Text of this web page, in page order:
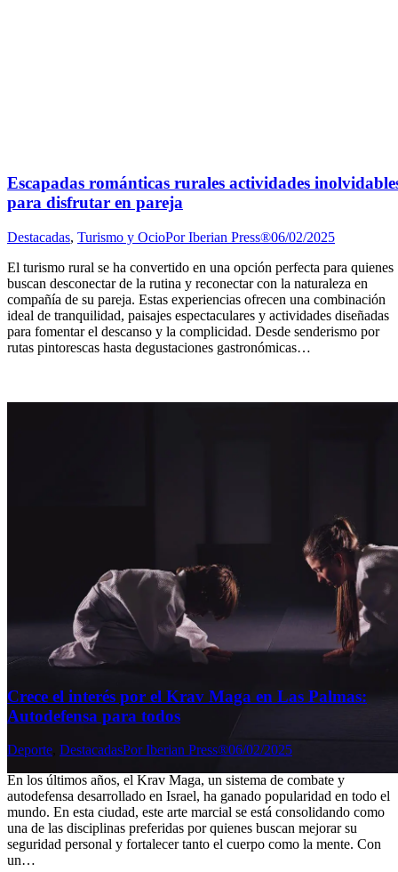
Escapadas románticas rurales actividades
para disfrutar en pareja
Destacadas, Turismo y OcioPorIberian Press®06/02/2025
El turismo rural se ha convertido en una opción perfecta para quienes
buscan desconectar de la rutina y reconectar con la naturaleza en
compañía de su pareja. Estas experiencias ofrecen una combinación
ideal de tranquilidad, paisajes espectaculares y actividades diseñadas
para fomentar el descanso y la complicidad. Desde senderismo por
rutas pintorescas hasta degustaciones gastronómicas…
Crece el interés por el Krav Maga en Las Palmas:
Autodefensa para todos
Deporte DestacadasPorIberian Press®06/02/2025
En los últimos años, el Krav Maga, un sistema de combate y
autodefensa desarrollado en Israel, ha ganado popularidad en todo el
mundo. En esta ciudad, este arte marcial se está consolidando como
una de las disciplinas preferidas por quienes buscan mejorar su
seguridad personal y fortalecer tanto el cuerpo como la mente. Con
un…